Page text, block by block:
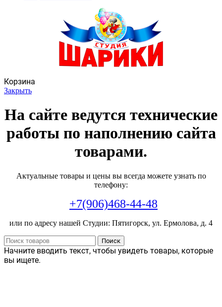
Корзина
Закрыть
На сайте ведутся технические
работы по наполнению сайта
товарами.
Актуальные товары и цены вы всегда можете узнать по
телефону:
+7(906)468-44-48
или по адресу нашей Студии: Пятигорск, ул. Ермолова, д. 4
Поиск
Начните вводить текст, чтобы увидеть товары, которые
вы ищете.